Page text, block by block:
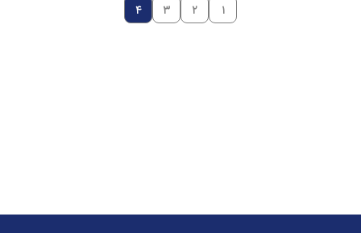
۱ ۲ ۳ ۴